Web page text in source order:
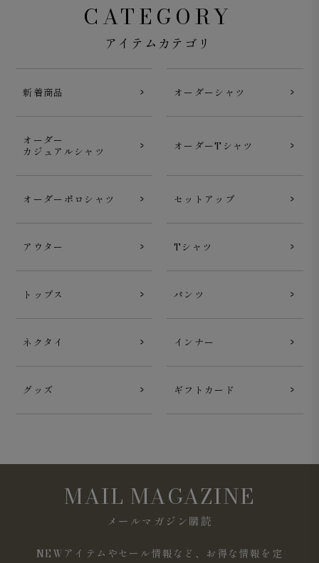
CATEGORY
アイテムカテゴリ
新着商品 オーダーシャツ
オーダー
カジュアルシャツ
オーダーTシャツ
オーダーポロシャツ セットアップ
アウター Tシャツ
トップス パンツ
ネクタイ インナー
グッズ ギフトカード
MAIL MAGAZINE
メールマガジン購読
NEWアイテムやセール情報など、お得な情報を定